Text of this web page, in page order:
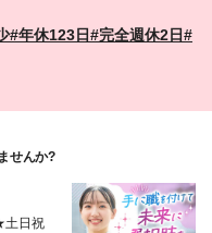
#年休123日#完全週休2日#
せんか?
土日祝